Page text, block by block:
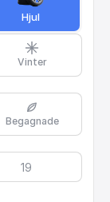
Hjul
Vinter
Begagnade